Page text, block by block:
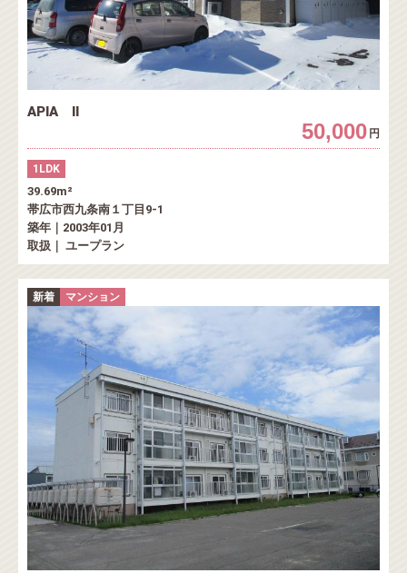
APIA Ⅱ
50,000 円
1LDK
39.69m²
帯広市西九条南１丁目9-1
築年｜2003年01月
取扱｜ ユープラン
新着 マンション